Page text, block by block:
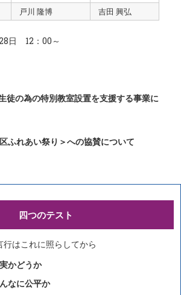
戸川 隆博 吉田 興弘
日 12：00～
徒の為の特別教室設置を支援する事業に
ふれあい祭り＞への協賛について
四つのテスト
行はこれに照らしてから
かどうか
なに公平か